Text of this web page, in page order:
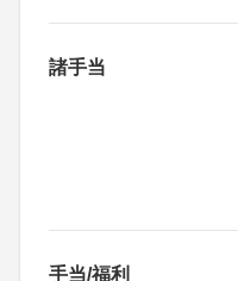
諸手当
手当/福利